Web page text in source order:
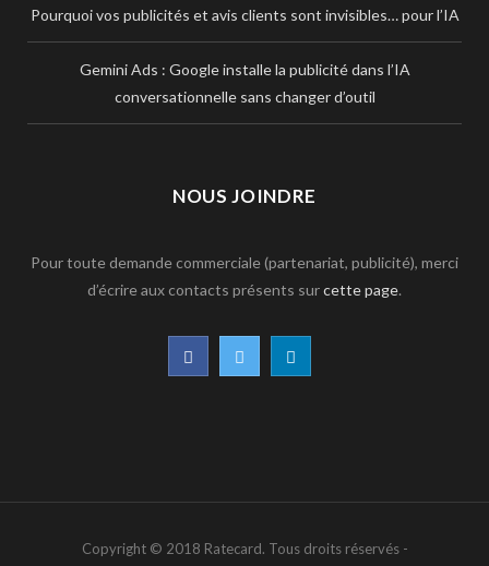
Pourquoi vos publicités et avis clients sont invisibles… pour l’IA
Gemini Ads : Google installe la publicité dans l’IA
conversationnelle sans changer d’outil
NOUS JOINDRE
Pour toute demande commerciale (partenariat, publicité), merci
d’écrire aux contacts présents surcette page.
F
o
T
e
L
d
Copyright © 2018 Ratecard. Tous droits réservés -